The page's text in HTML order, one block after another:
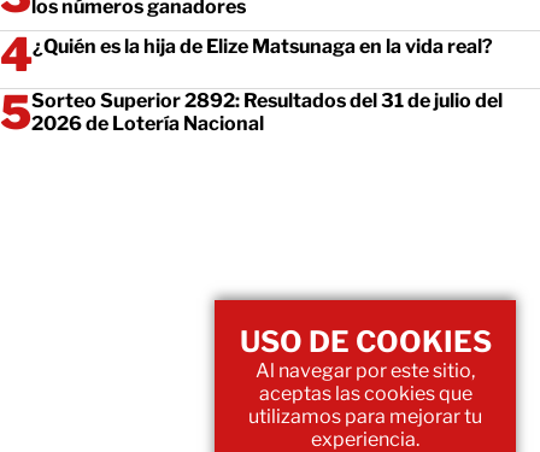
los números ganadores
¿Quién es la hija de Elize Matsunaga en la vida real?
Sorteo Superior 2892: Resultados del 31 de julio del
2026 de Lotería Nacional
USO DE COOKIES
Al navegar por este sitio,
aceptas las cookies que
utilizamos para mejorar tu
experiencia.